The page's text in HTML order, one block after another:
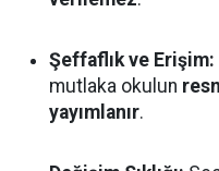
Şeffaflık ve Erişim:
mutlaka okulun
yayımlanır.